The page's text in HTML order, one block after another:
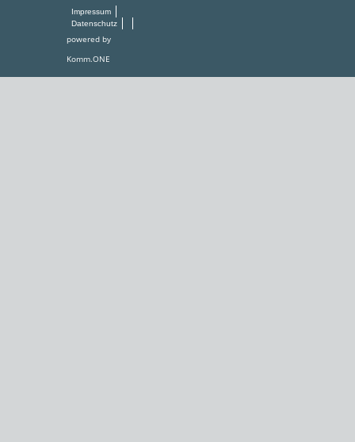
Impressum
Datenschutz
powered by
Komm.ONE